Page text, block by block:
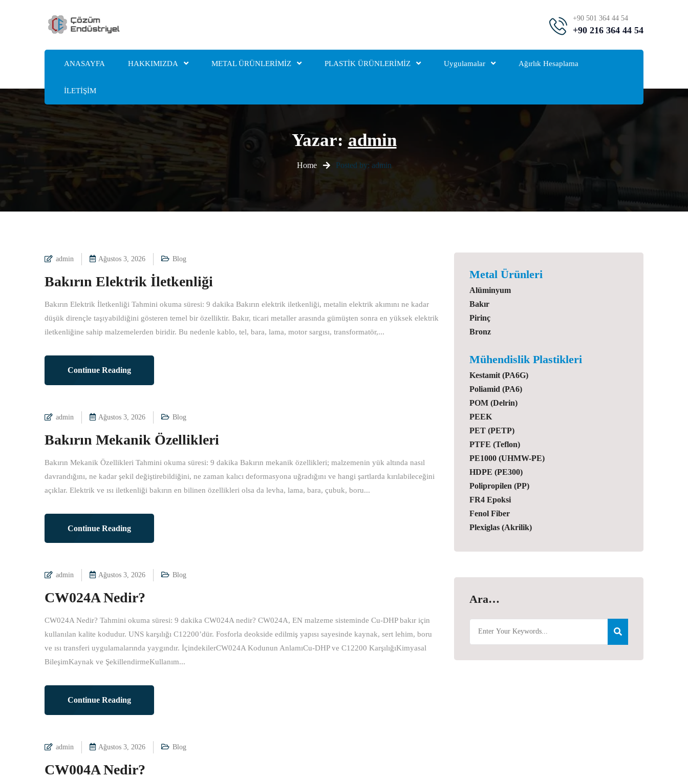
+90 501 364 44 54
+90 216 364 44 54
ANASAYFA HAKKIMIZDA METAL ÜRÜNLERİMİZ PLASTİK ÜRÜNLERİMİZ Uygulamalar Ağırlık Hesaplama
İLETİŞİM
Yazar: admin
Home Posted by: admin
admin Ağustos 3, 2026 Blog
Bakırın Elektrik İletkenliği
Bakırın Elektrik İletkenliği Tahmini okuma süresi: 9 dakika Bakırın elektrik iletkenliği, metalin elektrik akımını ne kadar
düşük dirençle taşıyabildiğini gösteren temel bir özelliktir. Bakır, ticari metaller arasında gümüşten sonra en yüksek elektrik
iletkenliğine sahip malzemelerden biridir. Bu nedenle kablo, tel, bara, lama, motor sargısı, transformatör,...
Continue Reading
admin Ağustos 3, 2026 Blog
Bakırın Mekanik Özellikleri
Bakırın Mekanik Özellikleri Tahmini okuma süresi: 9 dakika Bakırın mekanik özellikleri; malzemenin yük altında nasıl
davrandığını, ne kadar şekil değiştirebildiğini, ne zaman kalıcı deformasyona uğradığını ve hangi şartlarda kırılabileceğini
açıklar. Elektrik ve ısı iletkenliği bakırın en bilinen özellikleri olsa da levha, lama, bara, çubuk, boru...
Continue Reading
admin Ağustos 3, 2026 Blog
CW024A Nedir?
CW024A Nedir? Tahmini okuma süresi: 9 dakika CW024A nedir? CW024A, EN malzeme sisteminde Cu-DHP bakır için
kullanılan kalite kodudur. UNS karşılığı C12200’dür. Fosforla deokside edilmiş yapısı sayesinde kaynak, sert lehim, boru
ve ısı transferi uygulamalarında yaygındır. İçindekilerCW024A Kodunun AnlamıCu-DHP ve C12200 KarşılığıKimyasal
BileşimKaynak ve ŞekillendirmeKullanım...
Continue Reading
admin Ağustos 3, 2026 Blog
CW004A Nedir?
Metal Ürünleri
Alüminyum
Bakır
Pirinç
Bronz
Mühendislik Plastikleri
Kestamit (PA6G)
Poliamid (PA6)
POM (Delrin)
PEEK
PET (PETP)
PTFE (Teflon)
PE1000 (UHMW-PE)
HDPE (PE300)
Polipropilen (PP)
FR4 Epoksi
Fenol Fiber
Plexiglas (Akrilik)
Ara…